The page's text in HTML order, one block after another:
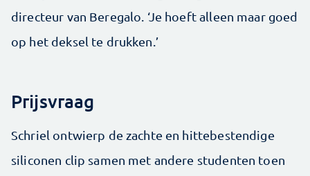
directeur van Beregalo. ‘Je hoeft alleen maar goed
op het deksel te drukken.’
Prijsvraag
Schriel ontwierp de zachte en hittebestendige
siliconen clip samen met andere studenten toen